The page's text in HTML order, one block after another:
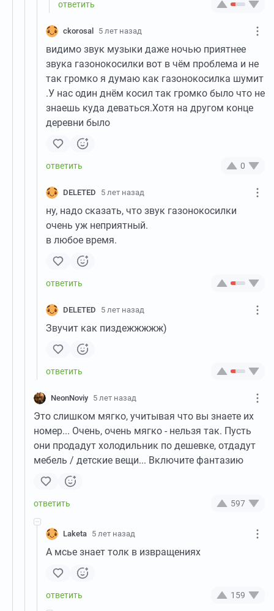
ckorosal 5 лет назад
видимо звук музыки даже ночью приятнее
звука газонокосилки вот в чём проблема и не
так громко я думаю как газонокосилка шумит
.У нас один днём косил так громко было что не
знаешь куда деваться.Хотя на другом конце
деревни было
0
DELETED 5 лет назад
ну, надо сказать, что звук газонокосилки
очень уж неприятный.
в любое время.
DELETED 5 лет назад
Звучит как пиздежжжжж)
NeonNoviy 5 лет назад
Это слишком мягко, учитывая что вы знаете их
номер... Очень, очень мягко - нельзя так. Пусть
они продадут холодильник по дешевке, отдадут
мебель / детские вещи... Включите фантазию
597
Laketa 5 лет назад
А мсье знает толк в извращениях
159